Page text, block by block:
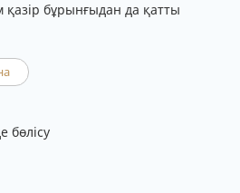
қазір бұрынғыдан да қатты
бөлісу